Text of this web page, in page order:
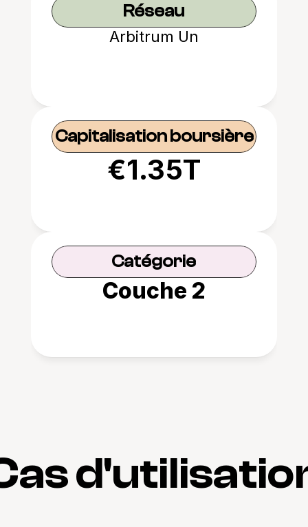
Réseau
Arbitrum Un
Capitalisation boursière
€1.35T
Catégorie
Couche 2